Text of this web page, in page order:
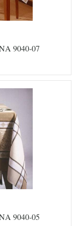
9040-07
9040-05